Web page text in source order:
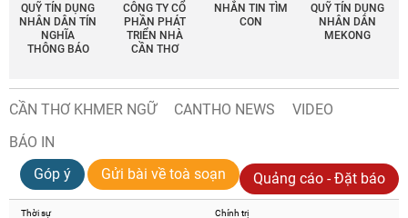
QUỸ TÍN DỤNG
NHÂN DÂN TÍN
NGHĨA
THÔNG BÁO
CÔNG TY CỔ
PHẦN PHÁT
TRIỂN NHÀ
CẦN THƠ
NHẮN TIN TÌM
CON
QUỸ TÍN DỤNG
NHÂN DÂN
MEKONG
CẦN THƠ KHMER NGỮ CANTHO NEWS
VIDEO
BÁO IN
Góp ý
Gửi bài về toà soạn Quảng cáo - Đặt báo
Thời sự Chính trị